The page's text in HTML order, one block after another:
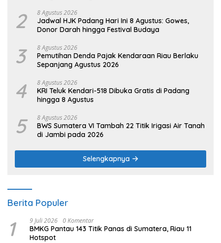
2 8 Agustus 2026
Jadwal HJK Padang Hari Ini 8 Agustus: Gowes,
Donor Darah hingga Festival Budaya
3 8 Agustus 2026
Pemutihan Denda Pajak Kendaraan Riau Berlaku
Sepanjang Agustus 2026
4 8 Agustus 2026
KRI Teluk Kendari-518 Dibuka Gratis di Padang
hingga 8 Agustus
5 8 Agustus 2026
BWS Sumatera VI Tambah 22 Titik Irigasi Air Tanah
di Jambi pada 2026
Selengkapnya
Berita Populer
1 9 Juli 2026 0 Komentar
BMKG Pantau 143 Titik Panas di Sumatera, Riau 11
Hotspot